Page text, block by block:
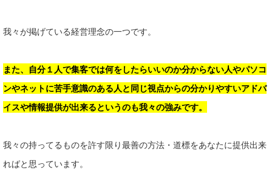
我々が掲げている経営理念の一つです。
また、自分１人で集客では何をしたらいいのか分からない人やパソコ
ンやネットに苦手意識のある人と同じ視点からの分かりやすいアドバ
イスや情報提供が出来るというのも我々の強みです。
我々の持ってるものを許す限り最善の方法・道標をあなたに提供出来
ればと思っています。